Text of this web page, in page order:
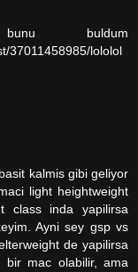
buldum
37011458985/lololol
kalmis gibi geliyor
light heightweight
class inda yapilirsa
Ayni sey gsp vs
de yapilirsa
bir mac olabilir, ama